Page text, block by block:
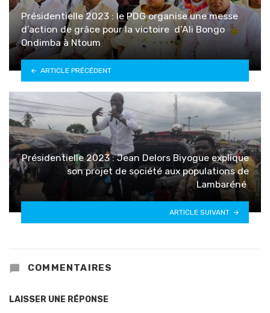
Présidentielle 2023 : le PDG organise une messe
d’action de grâce pour la victoire d’Ali Bongo
Ondimba à Ntoum
ARTICLE PRÉCÉDENT
Présidentielle 2023 : Jean Delors Biyogue explique
son projet de société aux populations de
Lambaréné
ARTICLE SUIVANT
COMMENTAIRES
LAISSER UNE RÉPONSE